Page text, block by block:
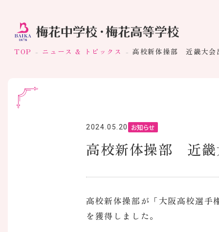
TOP ニュース & トピックス 高校新体操部 近畿大会
2024.05.20 お知らせ
高校新体操部 近畿
高校新体操部が「大阪高校選手
を獲得しました。